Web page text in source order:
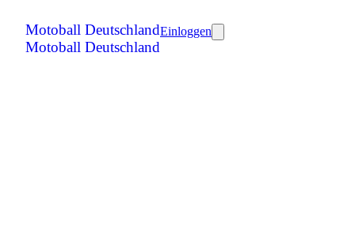
Motoball Deutschland
Motoball Deutschland
Einloggen